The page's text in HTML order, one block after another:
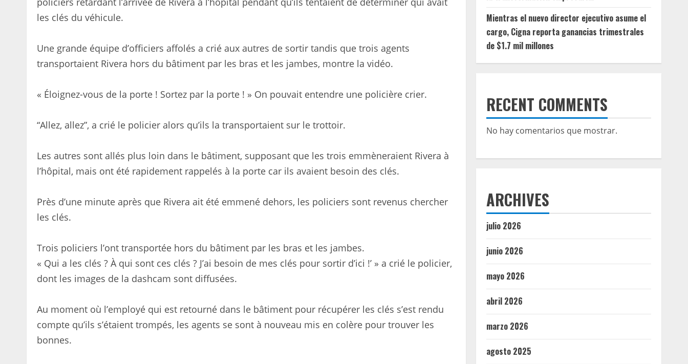
les clés du véhicule.
Une grande équipe d’officiers affolés a crié aux autres de sortir tandis que trois agents
transportaient Rivera hors du bâtiment par les bras et les jambes, montre la vidéo.
« Éloignez-vous de la porte ! Sortez par la porte ! » On pouvait entendre une policière crier.
“Allez, allez”, a crié le policier alors qu’ils la transportaient sur le trottoir.
Les autres sont allés plus loin dans le bâtiment, supposant que les trois emmèneraient Rivera à
l’hôpital, mais ont été rapidement rappelés à la porte car ils avaient besoin des clés.
Près d’une minute après que Rivera ait été emmené dehors, les policiers sont revenus chercher
les clés.
Trois policiers l’ont transportée hors du bâtiment par les bras et les jambes.
« Qui a les clés ? À qui sont ces clés ? J’ai besoin de mes clés pour sortir d’ici !’ » a crié le policier,
dont les images de la dashcam sont diffusées.
Au moment où l’employé qui est retourné dans le bâtiment pour récupérer les clés s’est rendu
compte qu’ils s’étaient trompés, les agents se sont à nouveau mis en colère pour trouver les
bonnes.
Mientras el nuevo director ejecutivo asume el
cargo, Cigna reporta ganancias trimestrales
de $1.7 mil millones
RECENT COMMENTS
No hay comentarios que mostrar.
ARCHIVES
julio 2026
junio 2026
mayo 2026
abril 2026
marzo 2026
agosto 2025